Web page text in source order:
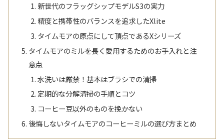
新世代のフラッグシップモデルS3の実力
精度と携帯性のバランスを追求したXlite
タイムモアの原点にして頂点であるXシリーズ
タイムモアのミルを長く愛用するためのお手入れと注
意点
水洗いは厳禁！基本はブラシでの清掃
定期的な分解清掃の手順とコツ
コーヒー豆以外のものを挽かない
後悔しないタイムモアのコーヒーミルの選び方まとめ